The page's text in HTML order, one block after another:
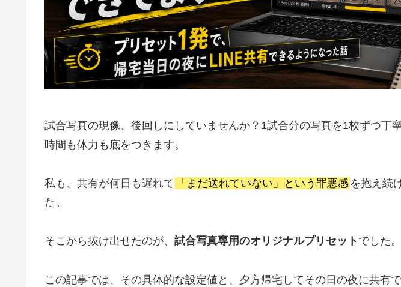
試合写真の現像、後回しにしていませんか？1試合分の写真を1枚ずつ丁
時間も体力も底をつきます。
私も、共有が何日も遅れて 「まだ送れていない」という罪悪感 を抱え続
た。
そこから抜け出せたのが、 試合写真専用のオリジナルプリセット でした。
この記事では、その具体的な設定値と、夕方帰宅してその日の夜に共有